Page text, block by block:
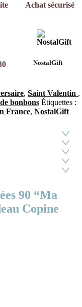
Achat sécurisé
NostalGift
, Saint Valentin ,
bonbons Étiquettes :
France, NostalGift
90 “Ma
Copine